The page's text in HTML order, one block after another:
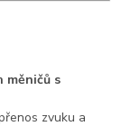
měničů s
zvuku a